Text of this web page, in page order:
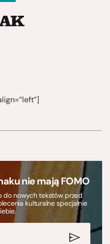
nie mają FOMO
do nowych tekstów przed
kulturalne specjalnie